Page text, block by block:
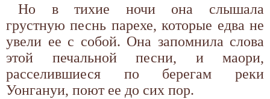
Но в тихие ночи она слышала
грустную песнь парехе, которые едва не
увели ее с собой. Она запомнила слова
этой печальной песни, и маори,
расселившиеся по берегам реки
Уонгануи, поют ее до сих пор.